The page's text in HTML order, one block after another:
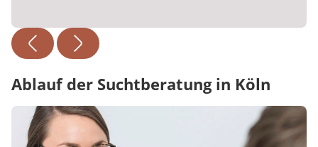
Ablauf der Suchtberatung in Köln